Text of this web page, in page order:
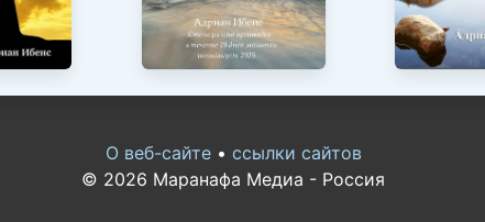
О веб-сайте• ссылки сайтов
© 2026 Маранафа Медиа - Россия